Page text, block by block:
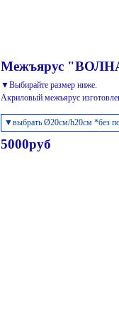
Межъярус
▼Выбирайте размер ниже.
Акриловый межъярус
5000руб